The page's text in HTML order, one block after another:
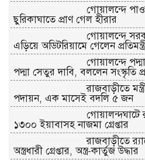
গোয়ালন্দে
ছুরিকাঘাতে প্রাণ গেল হীরার
গোয়ালন্দে
এড়িয়ে অডিটরিয়ামে গেলেন
গোয়ালন্দে
পদ্মা সেতুর দাবি, বললেন সংস্কৃতি
রাজবাড়ীতে
পদায়ন, এক মাসেই বদলি ৫ জন
গোয়ালন্দঘাটে
১৩০০ ইয়াবাসহ নাজমা গ্রেপ্তার
রাজবাড়ীতে
অস্ত্রধারী গ্রেপ্তার, অস্ত্র-কার্তুজ উদ্ধার